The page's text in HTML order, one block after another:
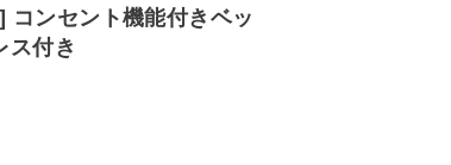
コンセント機能付きベッ
ス付き